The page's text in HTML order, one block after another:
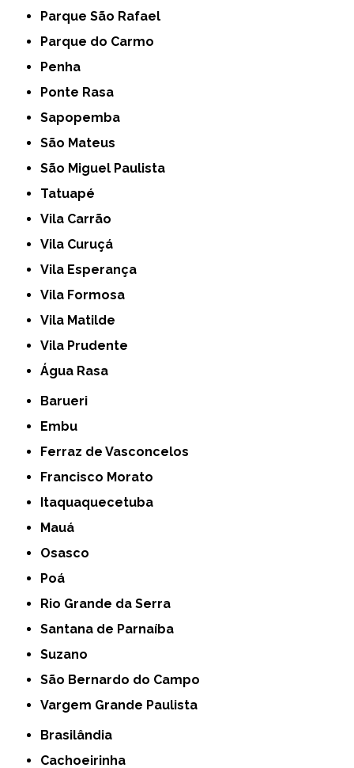
Parque São Rafael
Parque do Carmo
Penha
Ponte Rasa
Sapopemba
São Mateus
São Miguel Paulista
Tatuapé
Vila Carrão
Vila Curuçá
Vila Esperança
Vila Formosa
Vila Matilde
Vila Prudente
Água Rasa
Barueri
Embu
Ferraz de Vasconcelos
Francisco Morato
Itaquaquecetuba
Mauá
Osasco
Poá
Rio Grande da Serra
Santana de Parnaíba
Suzano
São Bernardo do Campo
Vargem Grande Paulista
Brasilândia
Cachoeirinha